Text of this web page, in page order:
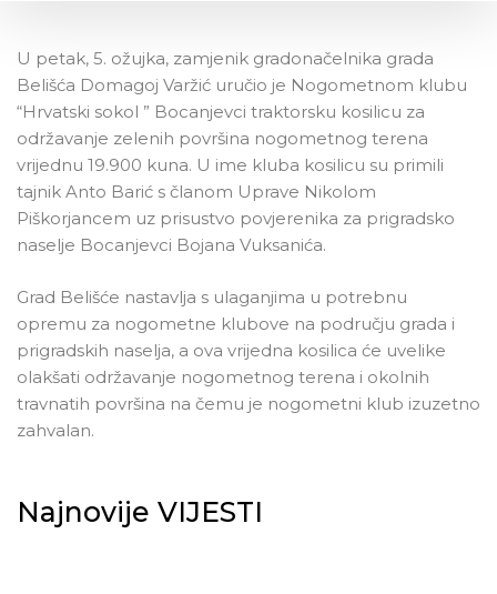
U petak, 5. ožujka, zamjenik gradonačelnika grada
Belišća Domagoj Varžić uručio je Nogometnom klubu
“Hrvatski sokol ” Bocanjevci traktorsku kosilicu za
održavanje zelenih površina nogometnog terena
vrijednu 19.900 kuna. U ime kluba kosilicu su primili
tajnik Anto Barić s članom Uprave Nikolom
Piškorjancem uz prisustvo povjerenika za prigradsko
naselje Bocanjevci Bojana Vuksanića.
Grad Belišće nastavlja s ulaganjima u potrebnu
opremu za nogometne klubove na području grada i
prigradskih naselja, a ova vrijedna kosilica će uvelike
olakšati održavanje nogometnog terena i okolnih
travnatih površina na čemu je nogometni klub izuzetno
zahvalan.
Najnovije VIJESTI